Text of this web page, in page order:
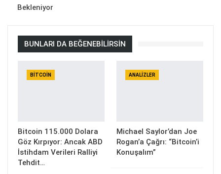
Bekleniyor
BUNLARI DA BEĞENEBILIRSIN
BITCOIN
Bitcoin 115.000 Dolara
Göz Kırpıyor: Ancak ABD
İstihdam Verileri Ralliyi
Tehdit…
ANALIZLER
Michael Saylor’dan Joe
Rogan’a Çağrı: “Bitcoin’i
Konuşalım”